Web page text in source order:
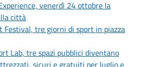
venerdì 24 ottobre la
città
Festival, tre giorni di sport in piazza
Lab, tre spazi pubblici diventano
sicuri e gratuiti per luglio e